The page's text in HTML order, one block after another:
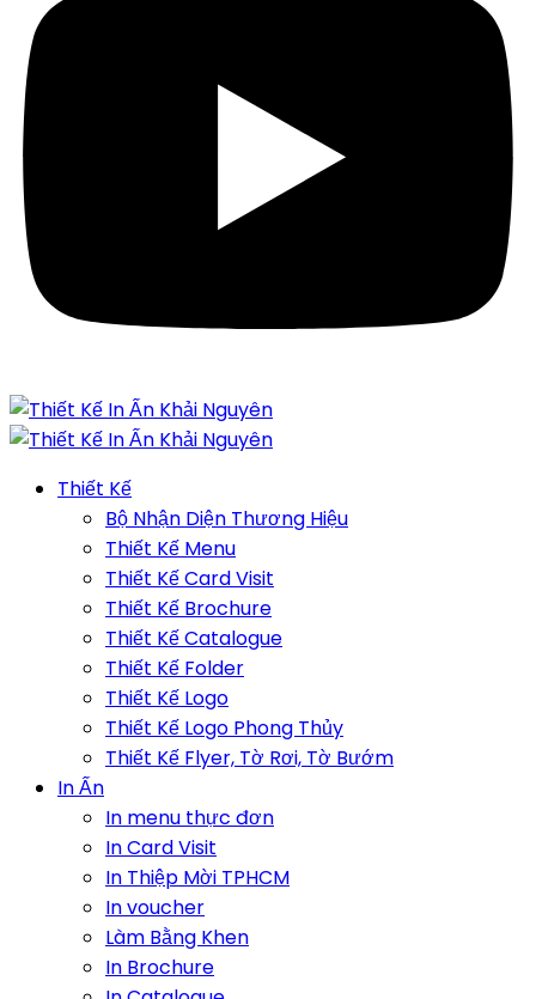
Thiết Kế
Bộ Nhận Diện Thương Hiệu
Thiết Kế Menu
Thiết Kế Card Visit
Thiết Kế Brochure
Thiết Kế Catalogue
Thiết Kế Folder
Thiết Kế Logo
Thiết Kế Logo Phong Thủy
Thiết Kế Flyer, Tờ Rơi, Tờ Bướm
In Ấn
In menu thực đơn
In Card Visit
In Thiệp Mời TPHCM
In voucher
Làm Bằng Khen
In Brochure